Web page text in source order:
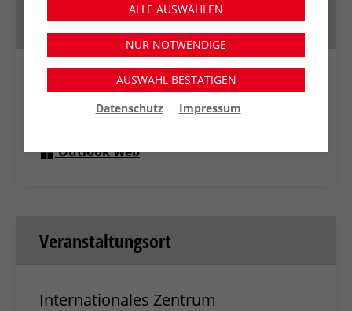
Termin speichern
Google Kalender
Apple Kalender
Outlook Web
Veranstaltungsort
Internationales Zentrum
ALLE AUSWÄHLEN
NUR NOTWENDIGE
AUSWAHL BESTÄTIGEN
Datenschutz
Impressum